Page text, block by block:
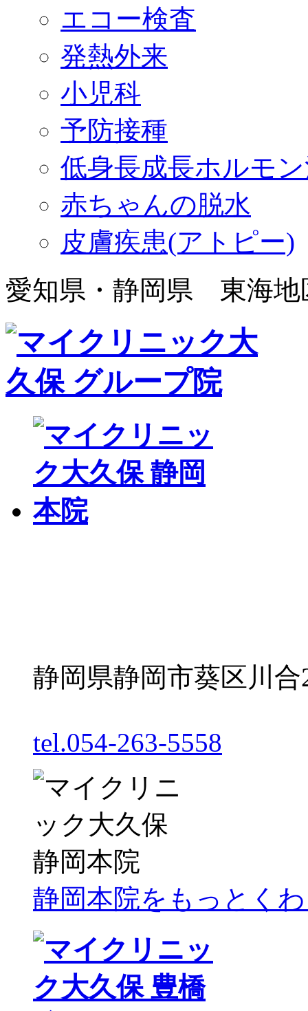
エコー検査
発熱外来
小児科
予防接種
低身長成長ホルモ
赤ちゃんの脱水
皮膚疾患(アトピー)
愛知県・静岡県 東海地
静岡県静岡市葵区川合
tel.054-263-5558
静岡本院をもっとく